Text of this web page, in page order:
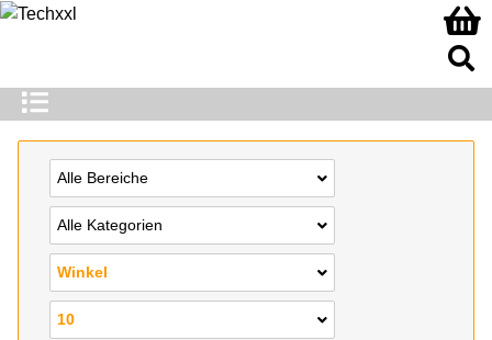
Alle Bereiche
Alle Kategorien
Winkel
10